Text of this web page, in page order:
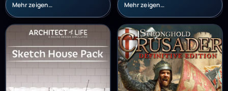
Mehr zeigen… Mehr zeigen…